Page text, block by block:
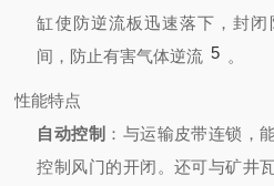
缸使防逆流板迅速落下，封
间，防止有害气体逆流 5 。
性能特点
自动控制 ：与运输皮带连锁，
控制风门的开闭。还可与矿井